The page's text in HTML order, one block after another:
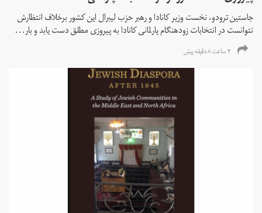
جاستین ترودو، نخست وزیر کانادا و رهبر حزب لیبرال این کشور برخلاف انتظارش
نتوانست در انتخابات زود‌هنگام پارلمانی کانادا به پیروزی مطلق دست یابد و بار...
۴ ساعت ۸ دقیقه پیش